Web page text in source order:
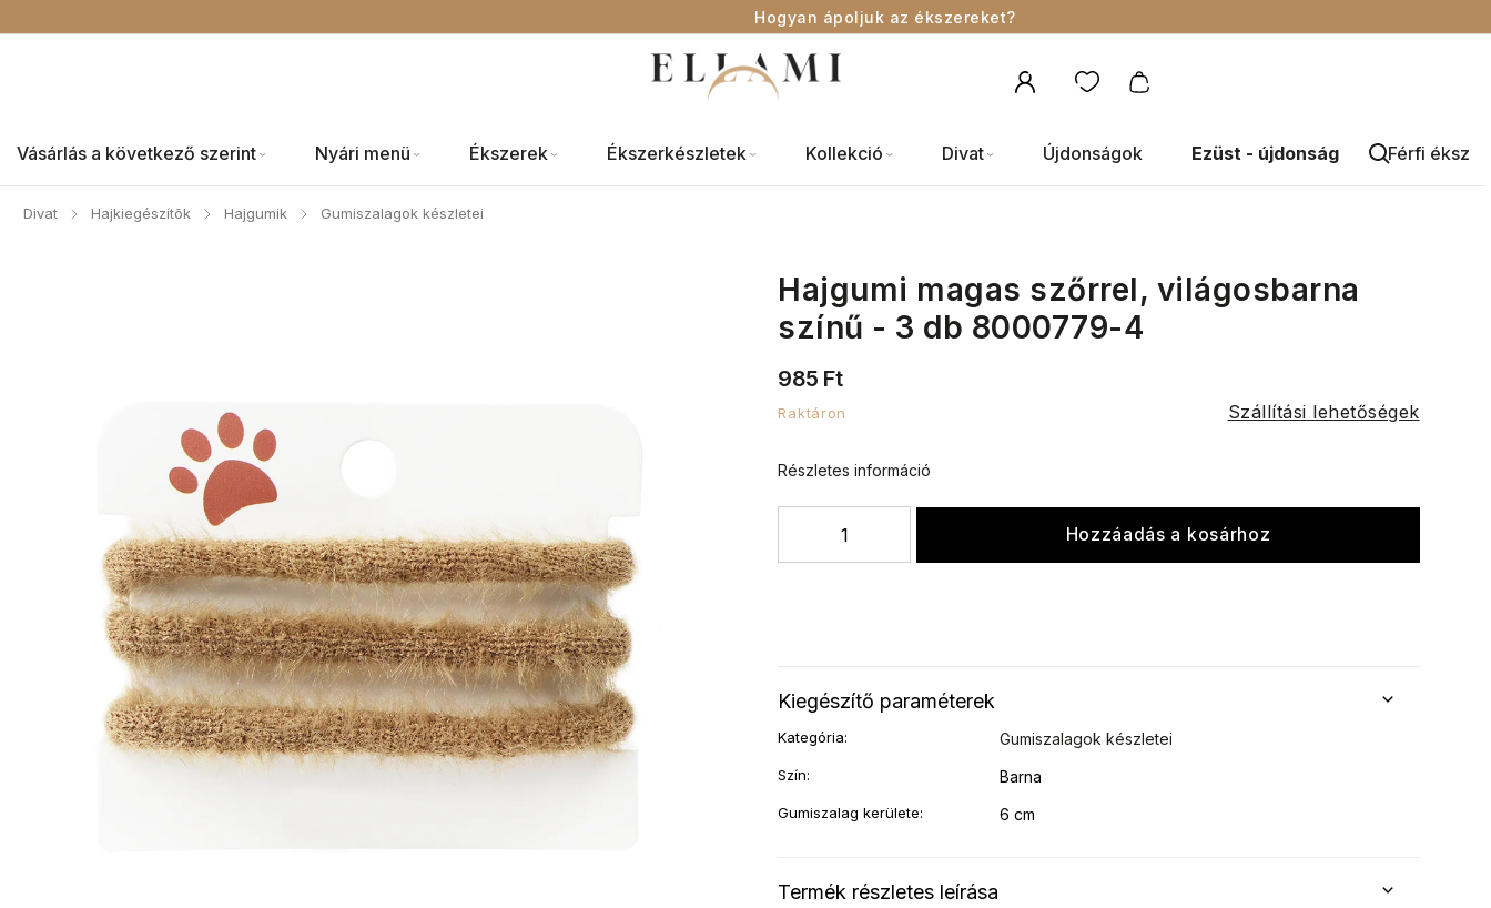
Hogyan ápoljuk az ékszereket?
Vásárlás a következő szerint Nyári menü Ékszerek Ékszerkészletek Kollekció Divat Újdonságok Ezüst - újdonság Férfi
Divat / Hajkiegészítõk / Hajgumik / Gumiszalagok készletei
Hajgumi magas szőrrel, világosbarna
színű - 3 db 8000779-4
985 Ft
Raktáron Szállítási lehetőségek
Hozzáadás a kosárhoz
Részletes információ
Termék részletes leírása
Kiegészítő paraméterek
Kategória: Gumiszalagok készletei
Szín: Barna
Gumiszalag kerülete: 6 cm